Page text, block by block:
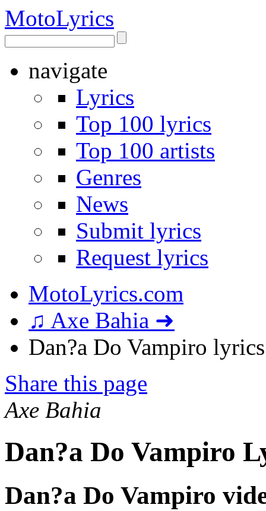
MotoLyrics
navigate
Lyrics
Top 100 lyrics
Top 100 artists
Genres
News
Submit lyrics
Request lyrics
MotoLyrics.com
♫ Axe Bahia ➜
Dan?a Do Vampiro lyrics
Share this page
Axe Bahia
Dan?a Do Vampiro
Dan?a Do Vampiro